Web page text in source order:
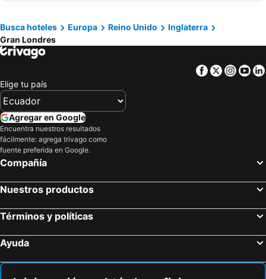
Hoteles en Nueva York
Hoteles en Aruba
Busca hoteles
Europa Reino Unido
Inglaterra
Gran Londres
Facebook
Twitter
Elige tu país
Agregar en Google
Encuentra nuestros resultados
fácilmente: agrega trivago como
fuente preferida en Google.
Compañía
Nuestros productos
Términos y políticas
Ayuda